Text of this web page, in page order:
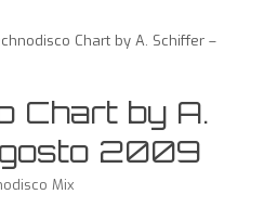
Chart by A. Schiffer –
Chart by A.
2009
Mix